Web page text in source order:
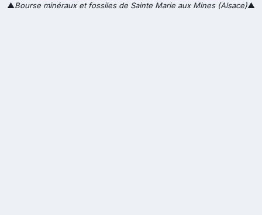
▲Bourse minéraux et fossiles de Sainte Marie aux Mines (Alsace)▲